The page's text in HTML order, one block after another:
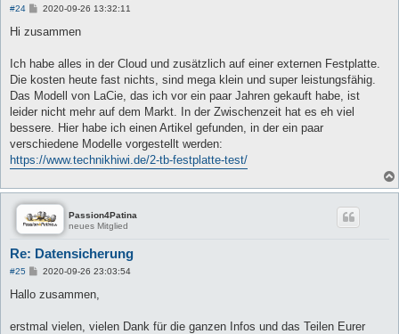
#24
B
i
a
2020-09-26 13:32:11
Hi zusammen
Ich habe alles in der Cloud und zusätzlich auf einer externen Festplatte.
Die kosten heute fast nichts, sind mega klein und super leistungsfähig.
Das Modell von LaCie, das ich vor ein paar Jahren gekauft habe, ist
leider nicht mehr auf dem Markt. In der Zwischenzeit hat es eh viel
bessere. Hier habe ich einen Artikel gefunden, in der ein paar
verschiedene Modelle vorgestellt werden:
https://www.technikhiwi.de/2-tb-festplatte-test/
Passion4Patina
neues Mitglied
Re: Datensicherung
#25
B
i
a
2020-09-26 23:03:54
Hallo zusammen,
erstmal vielen, vielen Dank für die ganzen Infos und das Teilen Eurer